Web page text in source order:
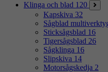
Klinga och blad 120
Kapskiva 32
Sågblad
Sticksågsblad 16
Tigersågsblad 26
Sågklinga 16
Slipskiva 14
Motorsågskedja 2